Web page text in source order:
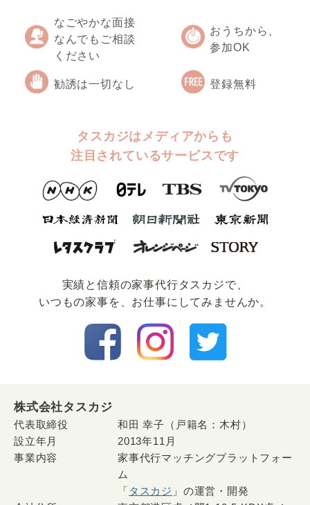
なごやかな面接
なんでもご相談
ください
おうちから、
参加OK
勧誘は一切なし 登録無料
タスカジはメディアからも
注目されているサービスです
実績と信頼の家事代⾏タスカジで、
いつもの家事を、お仕事にしてみませんか。
株式会社タスカジ
代表取締役
和田 幸子（戸籍名：木村）
設立年月
2013年11月
事業内容
家事代行マッチングプラットフォー
ム
「 タスカジ 」の運営・開発